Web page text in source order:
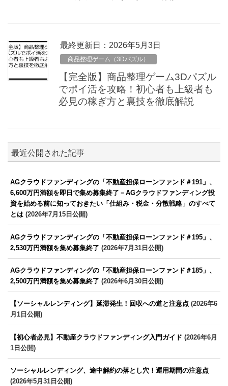
最終更新日：2026年5月3日
商品整理ゲーム（3Dパズル）
【完全版】商品整理ゲーム3Dパズル
でポイ活を攻略！初心者も上級者も
必見の稼ぎ方と裏技を徹底解説
最近公開された記事
AGクラウドファンディングの「不動産担保ローンファンド＃191」、
6,600万円満額を即日で集め募集終了－AGクラウドファンディング投
資を始める前に知っておきたい「仕組み・税金・分散戦略」のすべて
とは (2026年7月15日公開)
AGクラウドファンディングの「不動産担保ローンファンド＃195」、
2,530万円満額を集め募集終了 (2026年7月31日公開)
AGクラウドファンディングの「不動産担保ローンファンド＃185」、
2,500万円満額を集め募集終了 (2026年6月30日公開)
【ソーシャルレンディング】延滞発生！回収への道と注意点 (2026年6
月1日公開)
【初心者必見】不動産クラウドファンディング入門ガイド (2026年6月
1日公開)
ソーシャルレンディング、途中解約の落とし穴！運用期間の注意点
(2026年5月31日公開)